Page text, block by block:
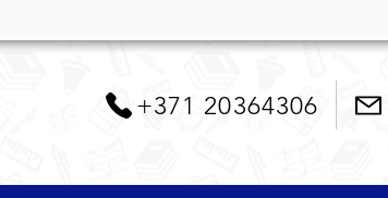
+371 20364306